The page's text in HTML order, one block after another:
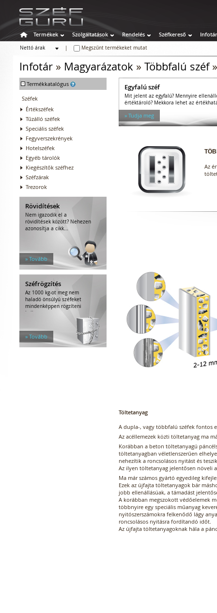
Termékek Szolgáltatások Rendelés Széfkereső Infotár
Nettó árak
Megszűnt termékeket mutat
Infotár » Magyarázatok » Többfalú széf
- Termékkatalógus
Széfek
Értékszéfek
Tűzálló széfek
Speciális széfek
Fegyverszekrények
Hotelszéfek
Egyéb tárolók
Kiegészítők széfhez
Széfzárak
Trezorok
Rövidítések
Nem igazodik el a
rövidítések között? Nehezen
azonosítja a cikk...
» Tovább
Széfrögzítés
Az 1000 kg-ot meg nem
haladó önsúlyú széfeket
mindenképpen rögzíteni
kell.
» Tovább
Egyfalú széf
Mit jelent az egyfalú? Mennyire
értéktároló? Mekkora lehet az
» Tudja meg
Az
Töltetanyag
A dupla-, vagy többfalú széfek fontos
Az acéllemezek közti töltetanyag ma
Korábban a beton töltetanyagú
töltetanyagban véletlenszerűen
nehezítik a roncsolásos nyitást és
Az ilyen töltetanyag jelentősen növeli
Ma már számos gyártó egyedileg
Ezek az újfajta töltetanyagok bár
jobb ellenállásúak, a támadást
A korábban megszokott védőelemek
többnyire egy speciális műanyag
nyitószerszámokra felkenődő lágy
roncsolásos nyitásra fordítandó időt.
Az újfajta töltetanyagoknak hála a